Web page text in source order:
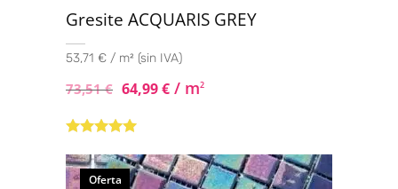
Gresite ACQUARIS GREY
53,71 € / m² (sin IVA)
73,51€ 64,99€ / m2
5.00de 5
Oferta